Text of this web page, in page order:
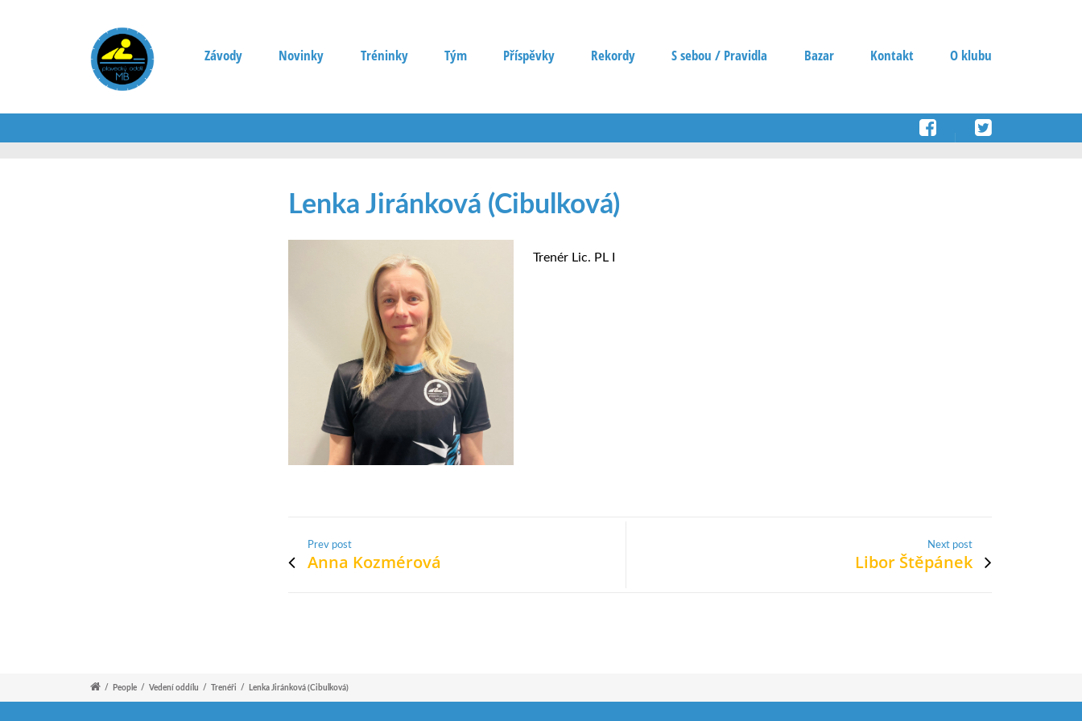
Závody Novinky Tréninky Tým Příspěvky Rekordy S sebou / Pravidla Bazar Kontakt O klubu
Lenka Jiránková (Cibulková)
Trenér Lic. PL I
Prev post
Anna Kozmérová
Next post
Libor Štěpánek
/ People / Vedení oddílu / Trenéři / Lenka Jiránková (Cibulková)